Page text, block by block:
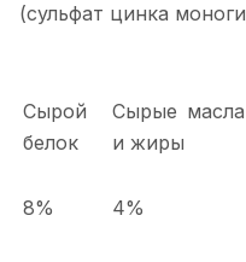
(сульфат цинка
Сырой
белок
Сырые масла
и жиры
8% 4%